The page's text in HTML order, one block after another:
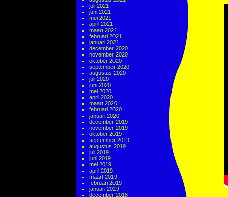
juli 2021
juni 2021
mei 2021
april 2021
maart 2021
februari 2021
januari 2021
december 2020
november 2020
oktober 2020
september 2020
augustus 2020
juli 2020
juni 2020
mei 2020
april 2020
maart 2020
februari 2020
januari 2020
december 2019
november 2019
oktober 2019
september 2019
augustus 2019
juli 2019
juni 2019
mei 2019
april 2019
maart 2019
februari 2019
januari 2019
december 2018